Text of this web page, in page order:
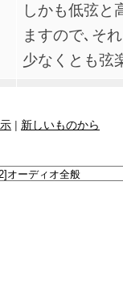
しかも低弦と
ますので､そ
少なくとも弦
| 新しいものから